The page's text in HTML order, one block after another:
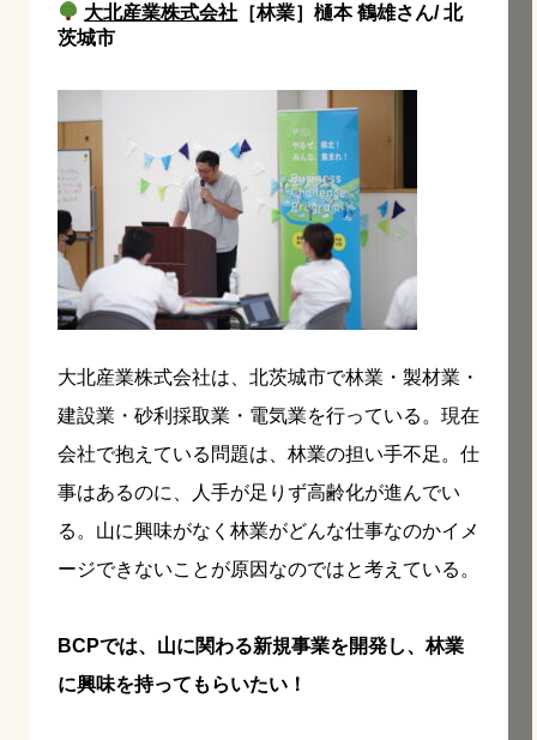
大北産業株式会社 ［林業］樋本 鶴雄さん/ 北
茨城市
大北産業株式会社は、北茨城市で林業・製材業・
建設業・砂利採取業・電気業を行っている。現在
会社で抱えている問題は、林業の担い手不足。仕
事はあるのに、人手が足りず高齢化が進んでい
る。山に興味がなく林業がどんな仕事なのかイメ
ージできないことが原因なのではと考えている。
BCPでは、山に関わる新規事業を開発し、林業
に興味を持ってもらいたい！